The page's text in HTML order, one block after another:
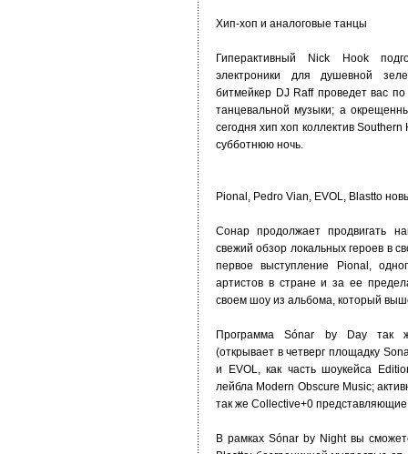
Хип-хоп и аналоговые танцы
Гиперактивный Nick Hook
электроники для душевной
битмейкер DJ Raff проведет вас
танцевальной музыки; а
сегодня хип хоп коллектив
субботнюю ночь.
Pional, Pedro Vian, EVOL, Blastto
Сонар продолжает продвигать
свежий обзор локальных героев в
первое выступление Pional,
артистов в стране и за ее
своем шоу из альбома, который
Программа Sónar by Day так
(открывает в четверг площадку
и EVOL, как часть шоукейса
лейбла Modern Obscure Music;
так же Collective+0 представляющие
В рамках Sónar by Night вы